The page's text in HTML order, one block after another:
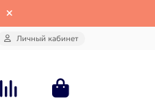
Личный кабинет